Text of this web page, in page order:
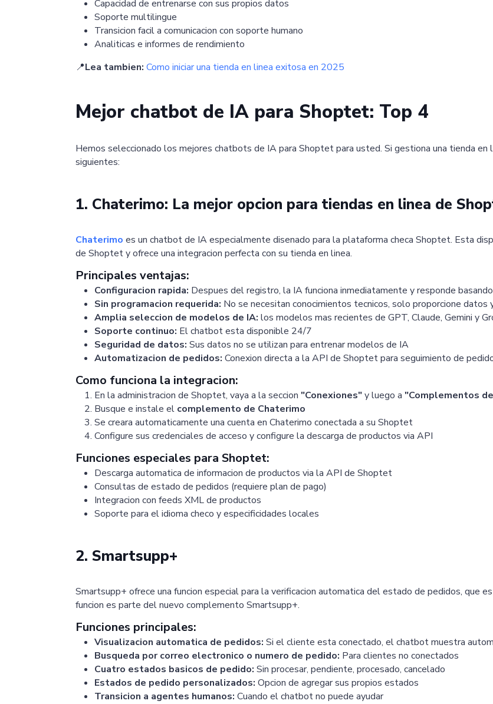
Capacidad de entrenarse con sus propios datos
Soporte multilingue
Transicion facil a comunicacion con soporte humano
Analiticas e informes de rendimiento
📍Lea tambien: Como iniciar una tienda en linea exitosa en 2025
Mejor chatbot de IA para Shoptet: Top 4
Hemos seleccionado los mejores chatbots de IA para Shoptet para usted. Si gestiona una tienda
siguientes:
1. Chaterimo: La mejor opcion para tiendas en linea de
Chaterimo es un chatbot de IA especialmente disenado para la plataforma checa Shoptet. Esta
de Shoptet y ofrece una integracion perfecta con su tienda en linea.
Principales ventajas:
Configuracion rapida: Despues del registro, la IA funciona inmediatamente y responde
Sin programacion requerida: No se necesitan conocimientos tecnicos, solo proporcione datos
Amplia seleccion de modelos de IA: los modelos mas recientes de GPT, Claude, Gemini y
Soporte continuo: El chatbot esta disponible 24/7
Seguridad de datos: Sus datos no se utilizan para entrenar modelos de IA
Automatizacion de pedidos: Conexion directa a la API de Shoptet para seguimiento de
Como funciona la integracion:
En la administracion de Shoptet, vaya a la seccion "Conexiones"y luego a "Complementos
Busque e instale el complemento de Chaterimo
Se creara automaticamente una cuenta en Chaterimo conectada a su Shoptet
Configure sus credenciales de acceso y configure la descarga de productos via API
Funciones especiales para Shoptet:
Descarga automatica de informacion de productos via la API de Shoptet
Consultas de estado de pedidos (requiere plan de pago)
Integracion con feeds XML de productos
Soporte para el idioma checo y especificidades locales
2. Smartsupp+
Smartsupp+ ofrece una funcion especial para la verificacion automatica del estado de pedidos, que
funcion es parte del nuevo complemento Smartsupp+.
Funciones principales:
Visualizacion automatica de pedidos: Si el cliente esta conectado, el chatbot muestra
Busqueda por correo electronico o numero de pedido: Para clientes no conectados
Cuatro estados basicos de pedido: Sin procesar, pendiente, procesado, cancelado
Estados de pedido personalizados: Opcion de agregar sus propios estados
Transicion a agentes humanos: Cuando el chatbot no puede ayudar